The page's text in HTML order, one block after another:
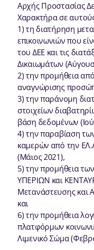
Αρχής Προστασίας
Χαρακτήρα σε
1) τη διατήρηση
επικοινωνιών που
του ΔΕΕ και τις
Δικαιωμάτων
2) την προμήθεια
αναγνώρισης
3) την παράνομη
στοιχείων
βάση δεδομένων
4) την παραβίαση
καμερών από την
(Μάιος 2021),
5) την προμήθεια
ΥΠΕΡΙΩΝ και
Μετανάστευσης και
και
6) την προμήθεια
πλατφόρμων
Λιμενικό Σώμα